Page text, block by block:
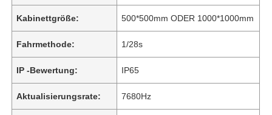
Kabinettgröße: 500*500mm ODER 1000*1000mm
Fahrmethode: 1/28s
IP -Bewertung: IP65
Aktualisierungsrate: 7680Hz